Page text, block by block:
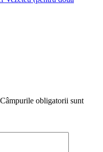
Câmpurile obligatorii sunt